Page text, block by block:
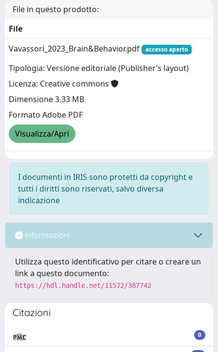
File in questo prodotto:
File
Vavassori_2023_Brain&Behavior.pdf
accesso aperto
Tipologia: Versione editoriale (Publisher’s layout)
Licenza: Creative commons
Dimensione 3.33 MB
Formato Adobe PDF
Visualizza/Apri
I documenti in IRIS sono protetti da copyright e
tutti i diritti sono riservati, salvo diversa
indicazione
Informazioni
Utilizza questo identificativo per citare o creare un
link a questo documento:
https://hdl.handle.net/11572/387742
Citazioni
0